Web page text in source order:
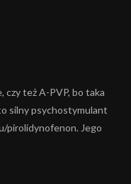
czy też A-PVP, bo taka
silny psychostymulant
pirolidynofenon. Jego